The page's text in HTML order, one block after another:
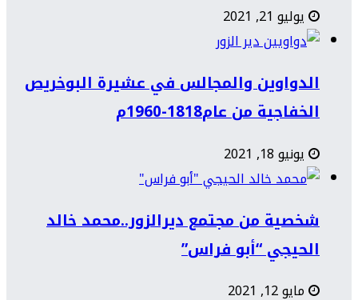
يوليو 21, 2021
الدواوين والمجالس في عشيرة البوخريص
الخفاجية من عام1818-1960م
يونيو 18, 2021
شخصية من مجتمع ديرالزور..محمد خالد
الحيجي “أبو فراس”
مايو 12, 2021